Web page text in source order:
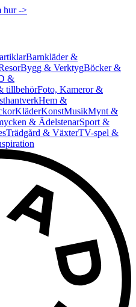
hur ->
Barnkläder &
Bygg & VerktygBöcker &
&
tillbehörFoto, Kameror &
Hem &
KläderKonstMusikMynt &
& ÄdelstenarSport &
Trädgård & VäxterTV-spel &